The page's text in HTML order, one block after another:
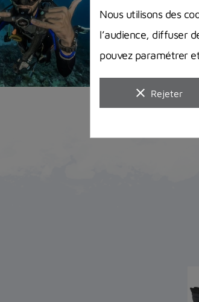
Nous utilisons des
l’audience, diffuser
pouvez paramétrer
clear Rejeter